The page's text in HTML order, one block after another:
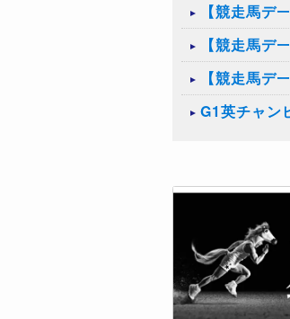
【競走馬デ
【競走馬デ
【競走馬デ
G1英チャン